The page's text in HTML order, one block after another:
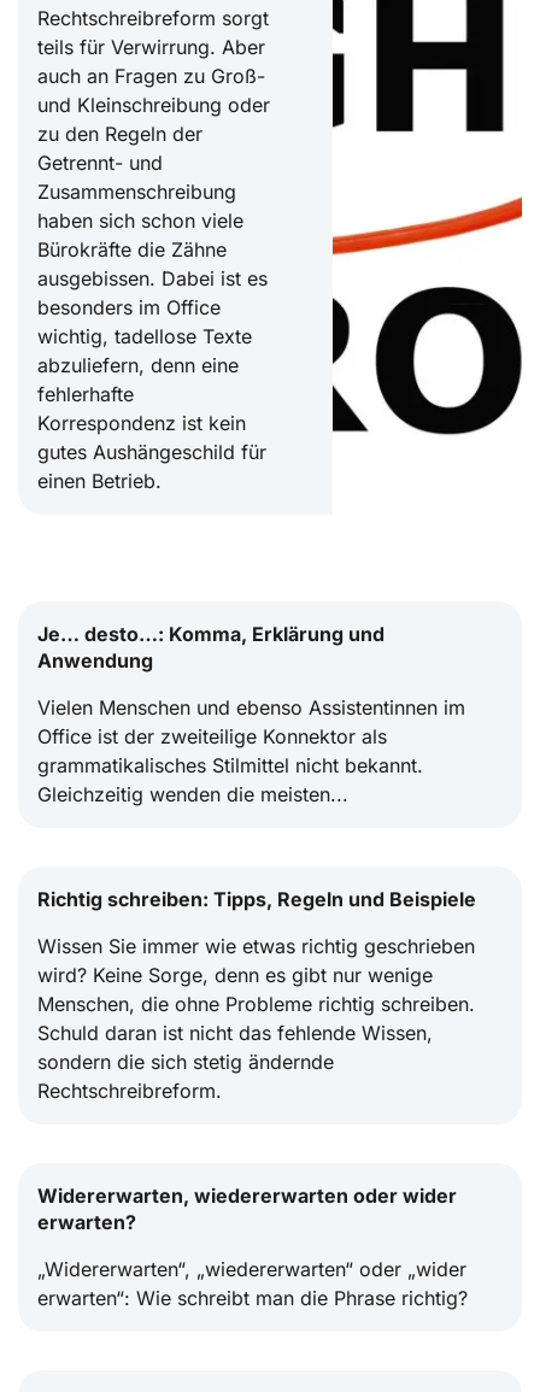
Rechtschreibreform sorgt
teils für Verwirrung. Aber
auch an Fragen zu Groß-
und Kleinschreibung oder
zu den Regeln der
Getrennt- und
Zusammenschreibung
haben sich schon viele
Bürokräfte die Zähne
ausgebissen. Dabei ist es
besonders im Office
wichtig, tadellose Texte
abzuliefern, denn eine
fehlerhafte
Korrespondenz ist kein
gutes Aushängeschild für
einen Betrieb.
Je… desto…: Komma, Erklärung und
Anwendung
Vielen Menschen und ebenso Assistentinnen im
Office ist der zweiteilige Konnektor als
grammatikalisches Stilmittel nicht bekannt.
Gleichzeitig wenden die meisten...
Richtig schreiben: Tipps, Regeln und Beispiele
Wissen Sie immer wie etwas richtig geschrieben
wird? Keine Sorge, denn es gibt nur wenige
Menschen, die ohne Probleme richtig schreiben.
Schuld daran ist nicht das fehlende Wissen,
sondern die sich stetig ändernde
Rechtschreibreform.
Widererwarten, wiedererwarten oder wider
erwarten?
„Widererwarten“, „wiedererwarten“ oder „wider
erwarten“: Wie schreibt man die Phrase richtig?